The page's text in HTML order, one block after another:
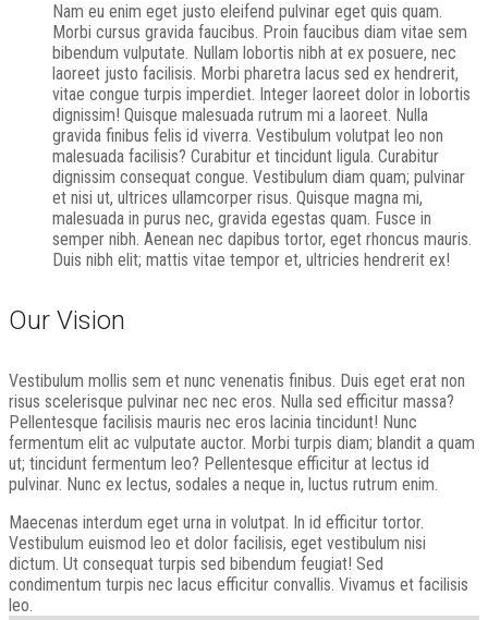
Nam eu enim eget justo eleifend pulvinar eget quis quam.
Morbi cursus gravida faucibus. Proin faucibus diam vitae sem
bibendum vulputate. Nullam lobortis nibh at ex posuere, nec
laoreet justo facilisis. Morbi pharetra lacus sed ex hendrerit,
vitae congue turpis imperdiet. Integer laoreet dolor in lobortis
dignissim! Quisque malesuada rutrum mi a laoreet. Nulla
gravida finibus felis id viverra. Vestibulum volutpat leo non
malesuada facilisis? Curabitur et tincidunt ligula. Curabitur
dignissim consequat congue. Vestibulum diam quam; pulvinar
et nisi ut, ultrices ullamcorper risus. Quisque magna mi,
malesuada in purus nec, gravida egestas quam. Fusce in
semper nibh. Aenean nec dapibus tortor, eget rhoncus mauris.
Duis nibh elit; mattis vitae tempor et, ultricies hendrerit ex!
Our Vision
Vestibulum mollis sem et nunc venenatis finibus. Duis eget erat non
risus scelerisque pulvinar nec nec eros. Nulla sed efficitur massa?
Pellentesque facilisis mauris nec eros lacinia tincidunt! Nunc
fermentum elit ac vulputate auctor. Morbi turpis diam; blandit a quam
ut; tincidunt fermentum leo? Pellentesque efficitur at lectus id
pulvinar. Nunc ex lectus, sodales a neque in, luctus rutrum enim.
Maecenas interdum eget urna in volutpat. In id efficitur tortor.
Vestibulum euismod leo et dolor facilisis, eget vestibulum nisi
dictum. Ut consequat turpis sed bibendum feugiat! Sed
condimentum turpis nec lacus efficitur convallis. Vivamus et facilisis
leo.